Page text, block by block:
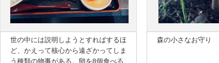
世の中には説明しようとすればするほ
ど、かえって核心から遠ざかってしま
う種類の物事がある。卵を8個食べる
森の小さなお守り